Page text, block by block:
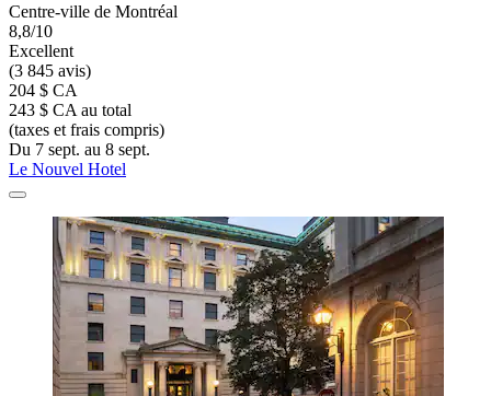
Centre-ville de Montréal
8,8/10
Excellent
(3 845 avis)
204 $ CA
243 $ CA au total
(taxes et frais compris)
Du 7 sept. au 8 sept.
Le Nouvel Hotel